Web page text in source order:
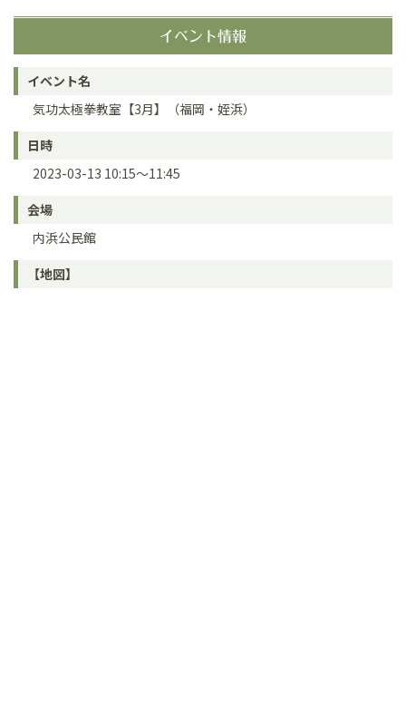
イベント情報
イベント名
気功太極拳教室【3月】（福岡・姪浜）
日時
2023-03-13 10:15～11:45
会場
内浜公民館
【地図】